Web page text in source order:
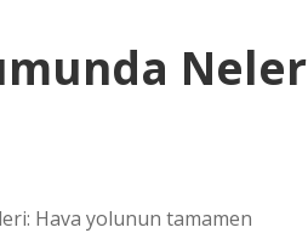
Neler
Hava yolunun tamamen